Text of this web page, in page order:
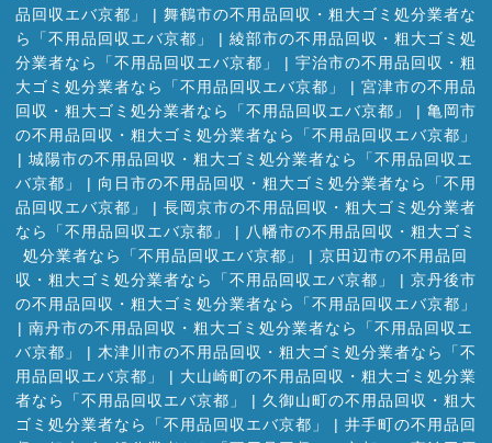
品回収エバ京都」
| 舞鶴市の不用品回収・粗大ゴミ処分業者な
ら「不用品回収エバ京都」
| 綾部市の不用品回収・粗大ゴミ処
分業者なら「不用品回収エバ京都」
| 宇治市の不用品回収・粗
大ゴミ処分業者なら「不用品回収エバ京都」
| 宮津市の不用品
回収・粗大ゴミ処分業者なら「不用品回収エバ京都」
| 亀岡市
の不用品回収・粗大ゴミ処分業者なら「不用品回収エバ京都」
| 城陽市の不用品回収・粗大ゴミ処分業者なら「不用品回収エ
バ京都」
| 向日市の不用品回収・粗大ゴミ処分業者なら「不用
品回収エバ京都」
| 長岡京市の不用品回収・粗大ゴミ処分業者
なら「不用品回収エバ京都」
| 八幡市の不用品回収・粗大ゴミ
処分業者なら「不用品回収エバ京都」
| 京田辺市の不用品回
収・粗大ゴミ処分業者なら「不用品回収エバ京都」
| 京丹後市
の不用品回収・粗大ゴミ処分業者なら「不用品回収エバ京都」
| 南丹市の不用品回収・粗大ゴミ処分業者なら「不用品回収エ
バ京都」
| 木津川市の不用品回収・粗大ゴミ処分業者なら「不
用品回収エバ京都」
| 大山崎町の不用品回収・粗大ゴミ処分業
者なら「不用品回収エバ京都」
| 久御山町の不用品回収・粗大
ゴミ処分業者なら「不用品回収エバ京都」
| 井手町の不用品回